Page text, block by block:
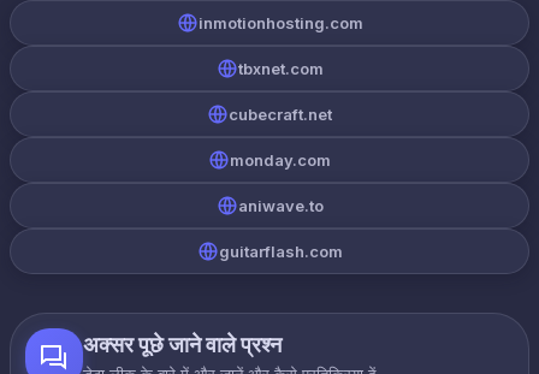
inmotionhosting.com
tbxnet.com
cubecraft.net
monday.com
aniwave.to
guitarflash.com
अक्सर पूछे जाने वाले प्रश्न